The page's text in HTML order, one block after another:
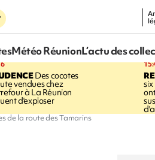
Météo RéunionL’actu des
Des cocotes
vendues chez
à La Réunion
d'exploser
de la route des Tamarins